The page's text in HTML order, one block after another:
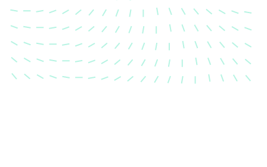
dass Ihre Fahrzeugkarosserie nach einem Unfall
wieder in ihren ursprünglichen Zustand gebracht
wird.